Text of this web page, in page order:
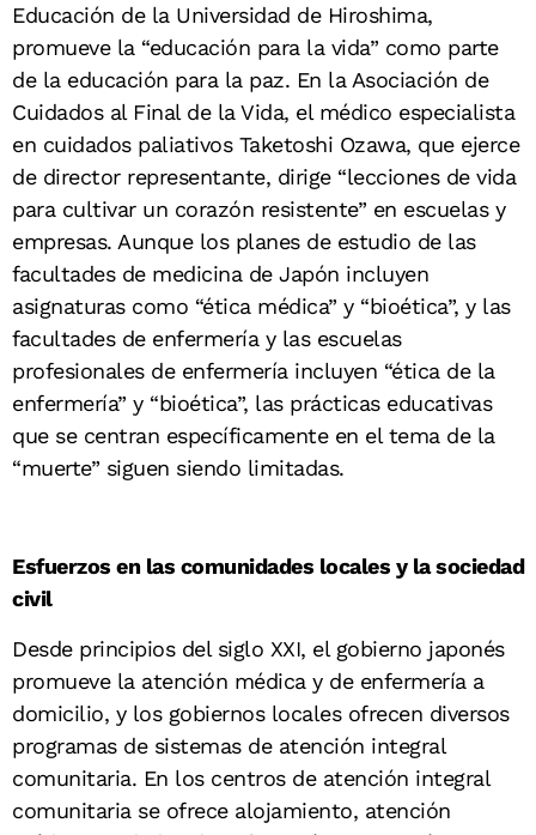
Educación de la Universidad de Hiroshima,
promueve la “educación para la vida” como parte
de la educación para la paz. En la Asociación de
Cuidados al Final de la Vida, el médico especialista
en cuidados paliativos Taketoshi Ozawa, que ejerce
de director representante, dirige “lecciones de vida
para cultivar un corazón resistente” en escuelas y
empresas. Aunque los planes de estudio de las
facultades de medicina de Japón incluyen
asignaturas como “ética médica” y “bioética”, y las
facultades de enfermería y las escuelas
profesionales de enfermería incluyen “ética de la
enfermería” y “bioética”, las prácticas educativas
que se centran específicamente en el tema de la
“muerte” siguen siendo limitadas.
Esfuerzos en las comunidades locales y la sociedad
civil
Desde principios del siglo XXI, el gobierno japonés
promueve la atención médica y de enfermería a
domicilio, y los gobiernos locales ofrecen diversos
programas de sistemas de atención integral
comunitaria. En los centros de atención integral
comunitaria se ofrece alojamiento, atención